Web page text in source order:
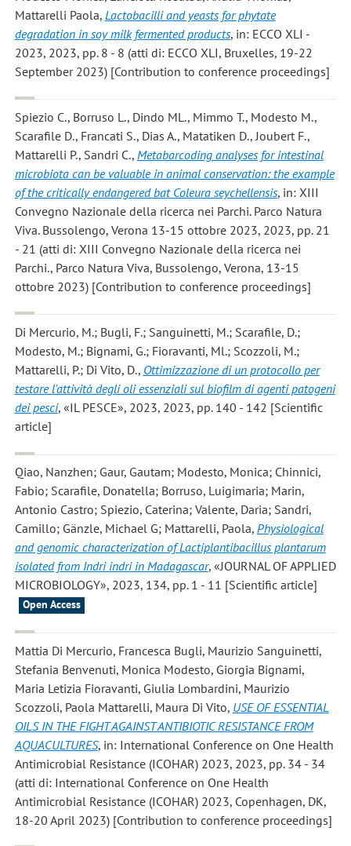
Mattarelli Paola, Lactobacilli and yeasts for phytate
degradation in soy milk fermented products, in: ECCO XLI -
2023, 2023, pp. 8 - 8 (atti di: ECCO XLI, Bruxelles, 19-22
September 2023) [Contribution to conference proceedings]
Spiezio C., Borruso L., Dindo ML., Mimmo T., Modesto M.,
Scarafile D., Francati S., Dias A., Matatiken D., Joubert F.,
Mattarelli P., Sandri C., Metabarcoding analyses for intestinal
microbiota can be valuable in animal conservation: the example
of the critically endangered bat Coleura seychellensis, in: XIII
Convegno Nazionale della ricerca nei Parchi. Parco Natura
Viva. Bussolengo, Verona 13-15 ottobre 2023, 2023, pp. 21
- 21 (atti di: XIII Convegno Nazionale della ricerca nei
Parchi., Parco Natura Viva, Bussolengo, Verona, 13-15
ottobre 2023) [Contribution to conference proceedings]
Di Mercurio, M.; Bugli, F.; Sanguinetti, M.; Scarafile, D.;
Modesto, M.; Bignami, G.; Fioravanti, Ml.; Scozzoli, M.;
Mattarelli, P.; Di Vito, D., Ottimizzazione di un protocollo per
testare l'attività degli oli essenziali sul biofilm di agenti patogeni
dei pesci, «IL PESCE», 2023, 2023, pp. 140 - 142 [Scientific
article]
Qiao, Nanzhen; Gaur, Gautam; Modesto, Monica; Chinnici,
Fabio; Scarafile, Donatella; Borruso, Luigimaria; Marin,
Antonio Castro; Spiezio, Caterina; Valente, Daria; Sandri,
Camillo; Gänzle, Michael G; Mattarelli, Paola, Physiological
and genomic characterization of Lactiplantibacillus plantarum
isolated from Indri indri in Madagascar, «JOURNAL OF APPLIED
MICROBIOLOGY», 2023, 134, pp. 1 - 11 [Scientific article]
Open Access
Mattia Di Mercurio, Francesca Bugli, Maurizio Sanguinetti,
Stefania Benvenuti, Monica Modesto, Giorgia Bignami,
Maria Letizia Fioravanti, Giulia Lombardini, Maurizio
Scozzoli, Paola Mattarelli, Maura Di Vito, USE OF ESSENTIAL
OILS IN THE FIGHT AGAINST ANTIBIOTIC RESISTANCE FROM
AQUACULTURES, in: International Conference on One Health
Antimicrobial Resistance (ICOHAR) 2023, 2023, pp. 34 - 34
(atti di: International Conference on One Health
Antimicrobial Resistance (ICOHAR) 2023, Copenhagen, DK,
18-20 April 2023) [Contribution to conference proceedings]